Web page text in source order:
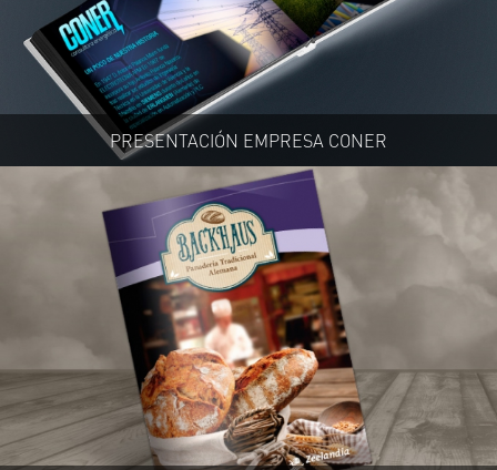
PRESENTACIÓN EMPRESA CONER